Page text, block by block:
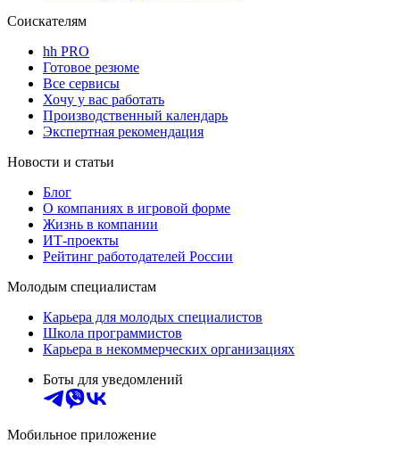
Соискателям
hh PRO
Готовое резюме
Все сервисы
Хочу у вас работать
Производственный календарь
Экспертная рекомендация
Новости и статьи
Блог
О компаниях в игровой форме
Жизнь в компании
ИТ-проекты
Рейтинг работодателей России
Молодым специалистам
Карьера для молодых специалистов
Школа программистов
Карьера в некоммерческих организациях
Боты для уведомлений
Мобильное приложение